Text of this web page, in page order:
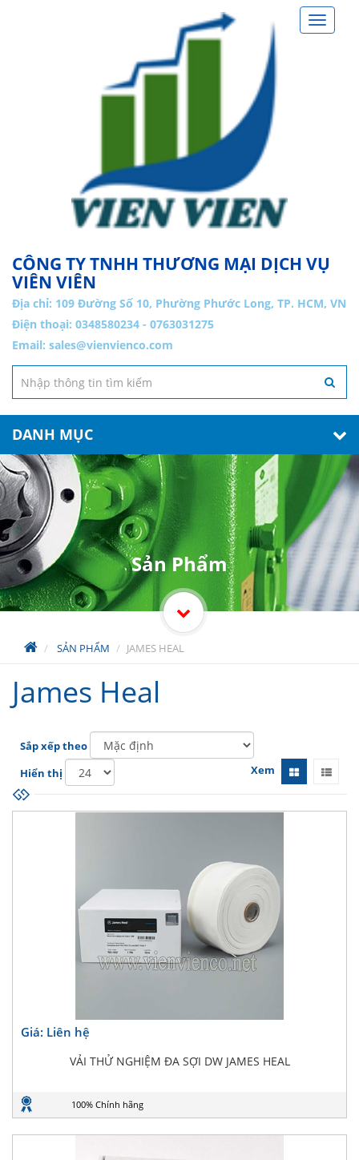
Toggle
CÔNG TY TNHH THƯƠNG MẠI DỊCH VỤ
VIÊN VIÊN
Địa chỉ: 109 Đường Số 10, Phường Phước Long, TP. HCM, VN
Điện thoại: 0348580234 - 0763031275
Email: sales@vienvienco.com
DANH MỤC
SẢN PHẨM JAMES HEAL
Sản Phẩm
James Heal
Sắp xếp theo
Hiển thị
Xem
Giá: Liên hệ
VẢI THỬ NGHIỆM ĐA SỢI DW JAMES HEAL
100% Chính hãng